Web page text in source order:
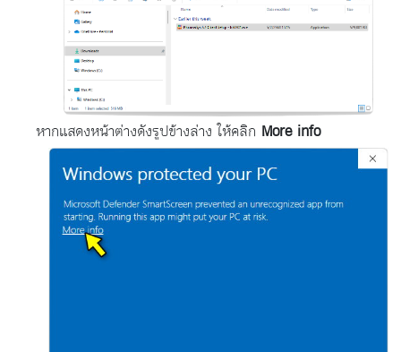
หากแสดงหน้าต่างดังรูปข้างล่าง ให้คลิก More info